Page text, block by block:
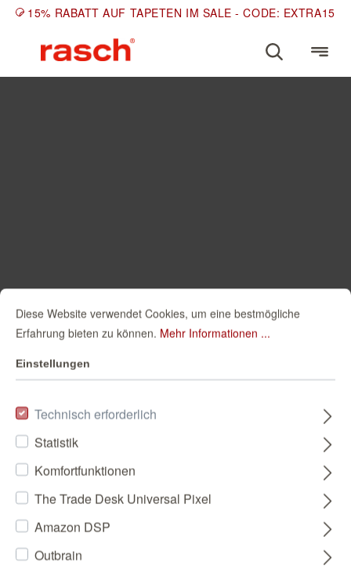
15% RABATT AUF TAPETEN IM SALE - CODE: EXTRA15
Diese Website verwendet Cookies, um eine bestmögliche
Erfahrung bieten zu können. Mehr Informationen ...
Einstellungen
Technisch erforderlich
Statistik
Komfortfunktionen
The Trade Desk Universal Pixel
Amazon DSP
Outbrain